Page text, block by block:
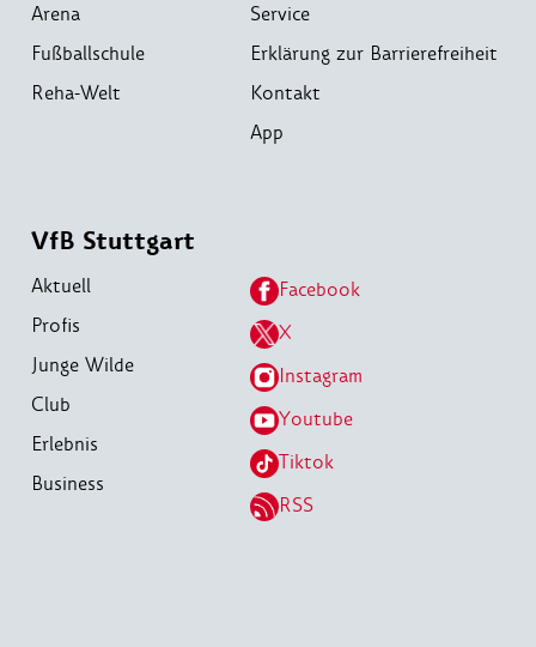
Arena
Fußballschule
Reha-Welt
Service
Erklärung zur Barrierefreiheit
Kontakt
App
VfB Stuttgart
Aktuell
Profis
Junge Wilde
Club
Erlebnis
Business
Facebook
X
Instagram
Youtube
Tiktok
RSS